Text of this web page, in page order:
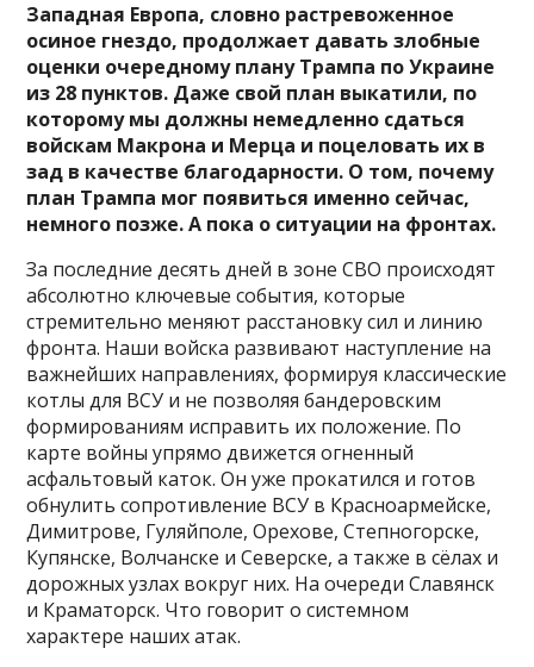
Западная Европа, словно растревоженное
осиное гнездо, продолжает давать злобные
оценки очередному плану Трампа по Украине
из 28 пунктов. Даже свой план выкатили, по
которому мы должны немедленно сдаться
войскам Макрона и Мерца и поцеловать их в
зад в качестве благодарности. О том, почему
план Трампа мог появиться именно сейчас,
немного позже. А пока о ситуации на фронтах.
За последние десять дней в зоне СВО происходят
абсолютно ключевые события, которые
стремительно меняют расстановку сил и линию
фронта. Наши войска развивают наступление на
важнейших направлениях, формируя классические
котлы для ВСУ и не позволяя бандеровским
формированиям исправить их положение. По
карте войны упрямо движется огненный
асфальтовый каток. Он уже прокатился и готов
обнулить сопротивление ВСУ в Красноармейске,
Димитрове, Гуляйполе, Орехове, Степногорске,
Купянске, Волчанске и Северске, а также в сёлах и
дорожных узлах вокруг них. На очереди Славянск
и Краматорск. Что говорит о системном
характере наших атак.